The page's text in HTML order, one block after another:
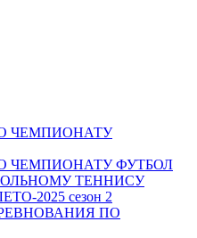
ЧЕМПИОНАТУ
ЧЕМПИОНАТУ ФУТБОЛ
ТЕННИСУ
2025 сезон 2
ПО